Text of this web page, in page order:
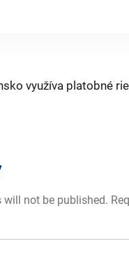
využíva platobné
will not be published.